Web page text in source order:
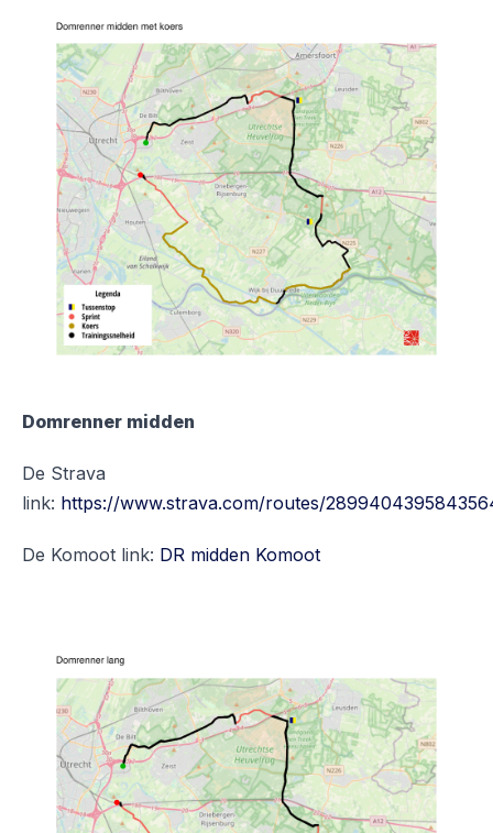
Domrenner midden
De Strava
link: https://www.strava.com/routes/
De Komoot link: DR midden Komoot